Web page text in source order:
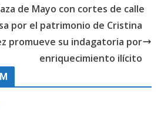
de Mayo con cortes de calle
por el patrimonio de Cristina
promueve su indagatoria por
enriquecimiento ilícito